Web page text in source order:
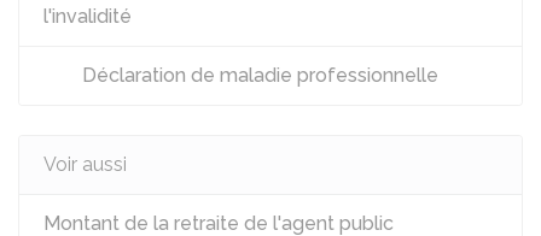
l'invalidité
Déclaration de maladie professionnelle
Voir aussi
Montant de la retraite de l'agent public